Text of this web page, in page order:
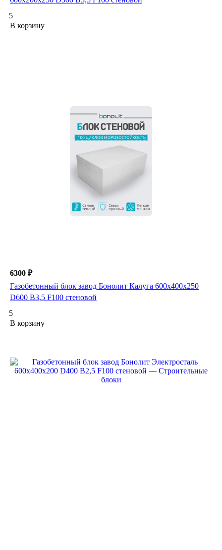
5
В корзину
6300 ₽
Газобетонный блок завод Бонолит Калуга 600х400х250
D600 B3,5 F100 стеновой
5
В корзину